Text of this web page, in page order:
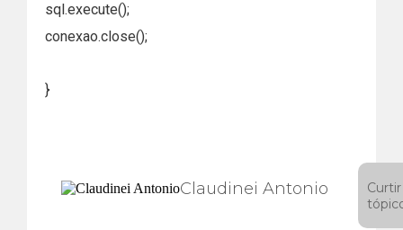
sql.execute();
conexao.close();
}
Claudinei Antonio
Curtir